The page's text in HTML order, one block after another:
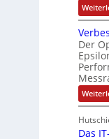
Der
Das